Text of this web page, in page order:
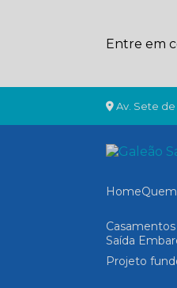
Entre em
Av. Sete
Home
Saída
Projeto